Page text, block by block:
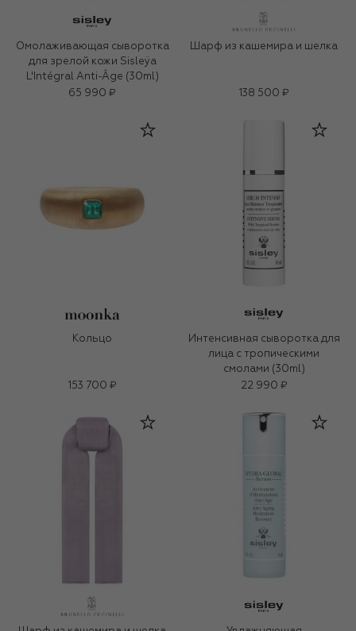
Омолаживающая сыворотка
для зрелой кожи Sisleÿa
L'Intégral Anti-Âge (30ml)
65 990 ₽
Шарф из кашемира и шелка
138 500 ₽
Кольцо
153 700 ₽
Интенсивная сыворотка для
лица с тропическими
смолами (30ml)
22 990 ₽